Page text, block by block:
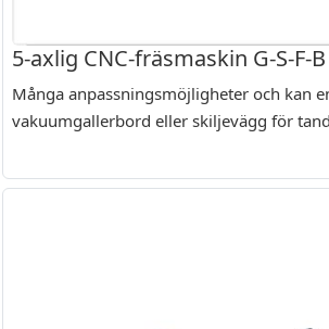
5-axlig CNC-fräsmaskin G-S-F-B
Många anpassningsmöjligheter och kan
vakuumgallerbord eller skiljevägg för